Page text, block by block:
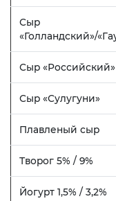
Сыр
«Голландский»/
Сыр «Российский»
Сыр «Сулугуни»
Плавленый сыр
Творог 5% / 9%
Йогурт 1,5% / 3,2%